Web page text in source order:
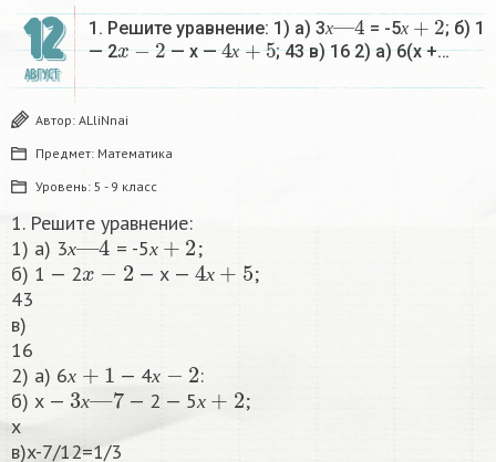
12
АВГУСТ
1. Решите уравнение: 1) а) 3 х
х—
4
= -5х
х+2
; б) 1
— 2
x−2
— х — х
4х+5
; 43 в) 16 2) а) 6(х +…
Автор: ALliNnai
Предмет: Математика
Уровень: 5 - 9 класс
1. Решите уравнение:
1) а) 3 х
х—4
= -5 х
х+2
;
б) 1 — 2
x−2
— х — х
4
;
43
в)
16
2) а) 6х — 4х
:
б) х —
х
3х—7
— 2 — 5х
х
;
x
в)x-7/12=1/3​